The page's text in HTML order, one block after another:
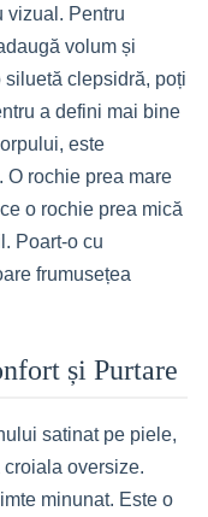
vizual. Pentru
volum și
clepsidră, poți
a defini mai bine
este
O rochie prea mare
o rochie prea mică
Poart-o cu
frumusețea
și Purtare
satinat pe piele,
oversize.
minunat. Este o